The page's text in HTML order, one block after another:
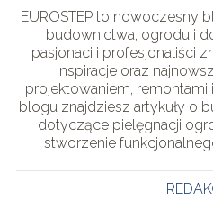
EUROSTEP to nowoczesny
budownictwa, ogrodu i
pasjonaci i profesjonaliści
inspiracje oraz
projektowaniem, remontami
blogu znajdziesz artykuły o
dotyczące pielęgnacji
stworzenie